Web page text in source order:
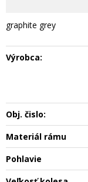
graphite grey
Výrobca:
Obj. čislo:
Materiál rámu
Pohlavie